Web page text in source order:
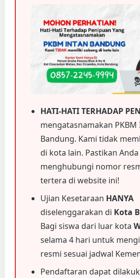
HATI-HATI TERHADAP
mengatasnamakan PKBM
Bandung. Kami tidak
di kota lain. Pastikan Anda
menghubungi nomor
tertera di website ini!
Ujian Kesetaraan HANYA
diselenggarakan di Kota
Bagi siswa dari luar kota
selama 4 hari untuk
resmi sesuai jadwal
Pendaftaran dapat